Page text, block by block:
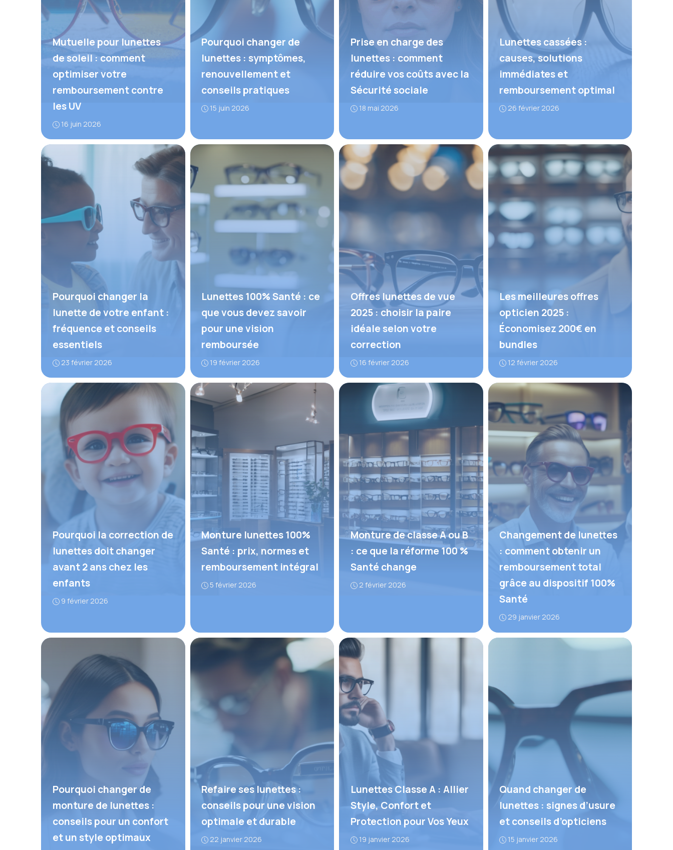
Mutuelle pour lunettes
de soleil : comment
optimiser votre
remboursement contre
les UV
16 juin 2026
Pourquoi changer de
lunettes : symptômes,
renouvellement et
conseils pratiques
15 juin 2026
Prise en charge des
lunettes : comment
réduire vos coûts avec la
Sécurité sociale
18 mai 2026
Lunettes cassées :
causes, solutions
immédiates et
remboursement optimal
26 février 2026
Pourquoi changer la
lunette de votre enfant :
fréquence et conseils
essentiels
23 février 2026
Lunettes 100% Santé : ce
que vous devez savoir
pour une vision
remboursée
19 février 2026
Offres lunettes de vue
2025 : choisir la paire
idéale selon votre
correction
16 février 2026
Les meilleures offres
opticien 2025 :
Économisez 200€ en
bundles
12 février 2026
Pourquoi la correction de
lunettes doit changer
avant 2 ans chez les
enfants
9 février 2026
Monture lunettes 100%
Santé : prix, normes et
remboursement intégral
5 février 2026
Monture de classe A ou B
: ce que la réforme 100 %
Santé change
2 février 2026
Changement de lunettes
: comment obtenir un
remboursement total
grâce au dispositif 100%
Santé
29 janvier 2026
Pourquoi changer de
monture de lunettes :
conseils pour un confort
et un style optimaux
Refaire ses lunettes :
conseils pour une vision
optimale et durable
22 janvier 2026
Lunettes Classe A : Allier
Style, Confort et
Protection pour Vos Yeux
19 janvier 2026
Quand changer de
lunettes : signes d’usure
et conseils d’opticiens
15 janvier 2026